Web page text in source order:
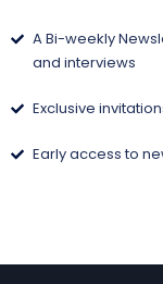
A Bi-weekly
and interviews
Exclusive
Early access to